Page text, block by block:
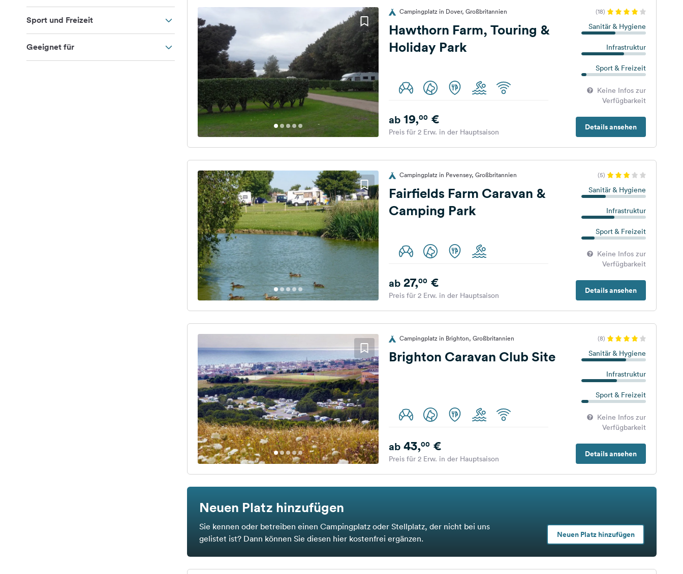
Sport und Freizeit
Geeignet für
Campingplatz in Dover, Großbritannien (18)
Hawthorn Farm, Touring &
Holiday Park
Sanitär & Hygiene
Infrastruktur
Sport & Freizeit
Keine Infos zur
Verfügbarkeit
Details ansehen
ab19,00€
Preis für 2 Erw. in der Hauptsaison
Campingplatz in Pevensey, Großbritannien (5)
Fairfields Farm Caravan &
Camping Park
Sanitär & Hygiene
Infrastruktur
Sport & Freizeit
Keine Infos zur
Verfügbarkeit
Details ansehen
ab27,00€
Preis für 2 Erw. in der Hauptsaison
Campingplatz in Brighton, Großbritannien (8)
Brighton Caravan Club Site Sanitär & Hygiene
Infrastruktur
Sport & Freizeit
Keine Infos zur
Verfügbarkeit
Details ansehen
ab43,00€
Preis für 2 Erw. in der Hauptsaison
Neuen Platz hinzufügen
Sie kennen oder betreiben einen Campingplatz oder Stellplatz, der nicht bei uns
gelistet ist? Dann können Sie diesen hier kostenfrei ergänzen.
Neuen Platz hinzufügen